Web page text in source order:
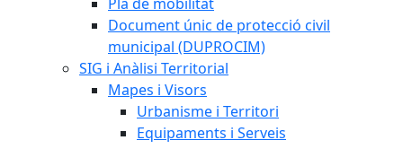
Document únic de protecció civil
municipal (DUPROCIM)
SIG i Anàlisi Territorial
Mapes i Visors
Urbanisme i Territori
Equipaments i Serveis